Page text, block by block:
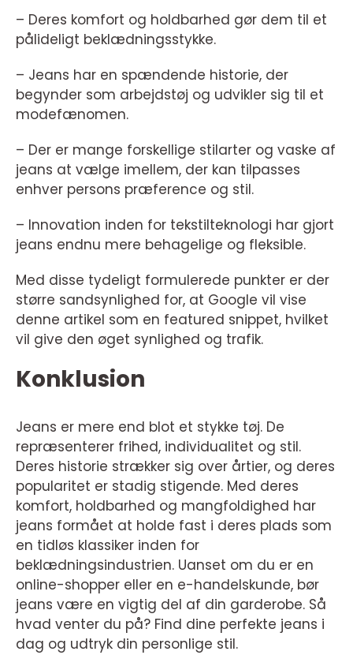
– Deres komfort og holdbarhed gør dem til et
pålideligt beklædningsstykke.
– Jeans har en spændende historie, der
begynder som arbejdstøj og udvikler sig til et
modefænomen.
– Der er mange forskellige stilarter og vaske af
jeans at vælge imellem, der kan tilpasses
enhver persons præference og stil.
– Innovation inden for tekstilteknologi har gjort
jeans endnu mere behagelige og fleksible.
Med disse tydeligt formulerede punkter er der
større sandsynlighed for, at Google vil vise
denne artikel som en featured snippet, hvilket
vil give den øget synlighed og trafik.
Konklusion
Jeans er mere end blot et stykke tøj. De
repræsenterer frihed, individualitet og stil.
Deres historie strækker sig over årtier, og deres
popularitet er stadig stigende. Med deres
komfort, holdbarhed og mangfoldighed har
jeans formået at holde fast i deres plads som
en tidløs klassiker inden for
beklædningsindustrien. Uanset om du er en
online-shopper eller en e-handelskunde, bør
jeans være en vigtig del af din garderobe. Så
hvad venter du på? Find dine perfekte jeans i
dag og udtryk din personlige stil.